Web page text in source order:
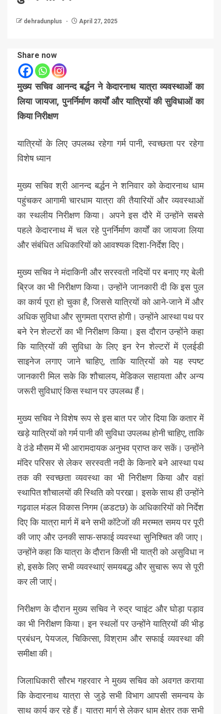
dehradunplus April 27, 2025
Share now
मुख्य सचिव आनन्द बर्द्धन ने केदारनाथ यात्रा व्यवस्थाओं का
लिया जायजा, पुनर्निर्माण कार्यों और यात्रियों की सुविधाओं का
किया निरीक्षण
यात्रियों के लिए उपलब्ध रहेगा गर्म पानी, स्वच्छता पर रहेगा
विशेष ध्यान
मुख्य सचिव श्री आनन्द बर्द्धन ने शनिवार को केदारनाथ धाम
पहुंचकर आगामी चारधाम यात्रा की तैयारियों और व्यवस्थाओं
का स्थलीय निरीक्षण किया। अपने इस दौरे में उन्होंने सबसे
पहले केदारनाथ में चल रहे पुनर्निर्माण कार्यों का जायजा लिया
और संबंधित अधिकारियों को आवश्यक दिशा-निर्देश दिए।
मुख्य सचिव ने मंदाकिनी और सरस्वती नदियों पर बनाए गए बेली
ब्रिज का भी निरीक्षण किया। उन्होंने जानकारी दी कि इस पुल
का कार्य पूरा हो चुका है, जिससे यात्रियों को आने-जाने में और
अधिक सुविधा और सुगमता प्राप्त होगी। उन्होंने आस्था पथ पर
बने रेन शेल्टरों का भी निरीक्षण किया। इस दौरान उन्होंने कहा
कि यात्रियों की सुविधा के लिए इन रेन शेल्टरों में एलईडी
साइनेज लगाए जाने चाहिए, ताकि यात्रियों को यह स्पष्ट
जानकारी मिल सके कि शौचालय, मेडिकल सहायता और अन्य
जरूरी सुविधाएं किस स्थान पर उपलब्ध हैं।
मुख्य सचिव ने विशेष रूप से इस बात पर जोर दिया कि कतार में
खड़े यात्रियों को गर्म पानी की सुविधा उपलब्ध होनी चाहिए, ताकि
वे ठंडे मौसम में भी आरामदायक अनुभव प्राप्त कर सकें। उन्होंने
मंदिर परिसर से लेकर सरस्वती नदी के किनारे बने आस्था पथ
तक की स्वच्छता व्यवस्था का भी निरीक्षण किया और वहां
स्थापित शौचालयों की स्थिति को परखा। इसके साथ ही उन्होंने
गढ़वाल मंडल विकास निगम (ळडटछ) के अधिकारियों को निर्देश
दिए कि यात्रा मार्ग में बने सभी कॉटेजों की मरम्मत समय पर पूरी
की जाए और उनकी साफ-सफाई व्यवस्था सुनिश्चित की जाए।
उन्होंने कहा कि यात्रा के दौरान किसी भी यात्री को असुविधा न
हो, इसके लिए सभी व्यवस्थाएं समयबद्ध और सुचारू रूप से पूरी
कर ली जाएं।
निरीक्षण के दौरान मुख्य सचिव ने रुद्र प्वाइंट और घोड़ा पड़ाव
का भी निरीक्षण किया। इन स्थलों पर उन्होंने यात्रियों की भीड़
प्रबंधन, पेयजल, चिकित्सा, विश्राम और सफाई व्यवस्था की
समीक्षा की।
जिलाधिकारी सौरभ गहरवार ने मुख्य सचिव को अवगत कराया
कि केदारनाथ यात्रा से जुड़े सभी विभाग आपसी समन्वय के
साथ कार्य कर रहे हैं। यात्रा मार्ग से लेकर धाम क्षेत्र तक सभी